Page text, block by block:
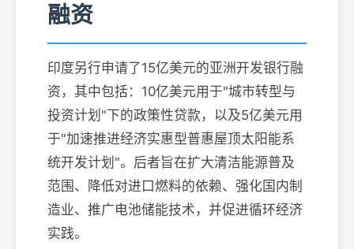
融资
印度另行申请了15亿美元的亚洲开发银行融
资，其中包括：10亿美元用于"城市转型与
投资计划"下的政策性贷款，以及5亿美元用
于"加速推进经济实惠型普惠屋顶太阳能系
统开发计划"。后者旨在扩大清洁能源普及
范围、降低对进口燃料的依赖、强化国内制
造业、推广电池储能技术，并促进循环经济
实践。